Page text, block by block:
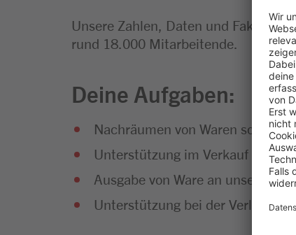
Unsere Zahlen, Daten und Fakten:
rund 18.000 Mitarbeitende.
Deine Aufgaben:
Nachräumen von Waren sowie
Unterstützung im Verkauf sowie
Ausgabe von Ware an unsere
Unterstützung bei der Verladung